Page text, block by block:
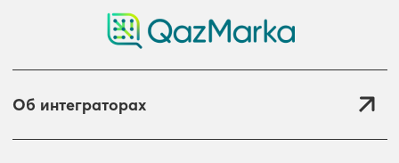
Об интеграторах